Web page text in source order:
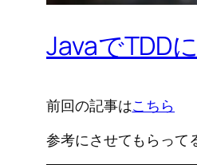
JavaでTDD
前回の記事はこちら
参考にさせてもらって